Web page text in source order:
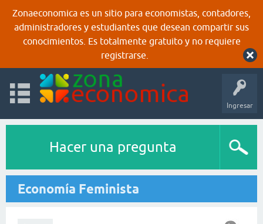
Zonaeconomica es un sitio para economistas, contadores,
administradores y estudiantes que desean compartir sus
conocimientos. Es totalmente gratuito y no requiere
registrarse.
Ingresar
Hacer una pregunta
Economía Feminista